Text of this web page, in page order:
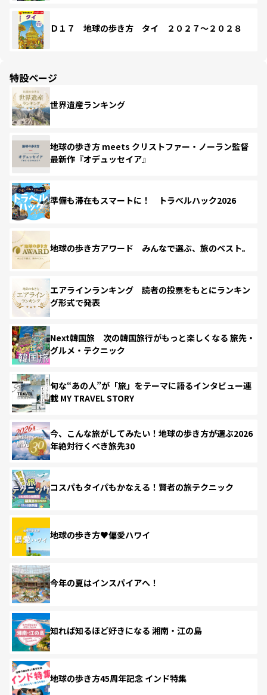
Ｄ１７ 地球の歩き方 タイ ２０２７～２０２８
特設ページ
世界遺産ランキング
地球の歩き方 meets クリストファー・ノーラン監督
最新作『オデュッセイア』
準備も滞在もスマートに！ トラベルハック2026
地球の歩き方アワード みんなで選ぶ、旅のベスト。
エアラインランキング 読者の投票をもとにランキン
グ形式で発表
Next韓国旅 次の韓国旅行がもっと楽しくなる 旅先・
グルメ・テクニック
旬な“あの人”が「旅」をテーマに語るインタビュー連
載 MY TRAVEL STORY
今、こんな旅がしてみたい！地球の歩き方が選ぶ2026
年絶対行くべき旅先30
コスパもタイパもかなえる！賢者の旅テクニック
地球の歩き方♥偏愛ハワイ
今年の夏はインスパイアへ！
知れば知るほど好きになる 湘南・江の島
地球の歩き方45周年記念 インド特集